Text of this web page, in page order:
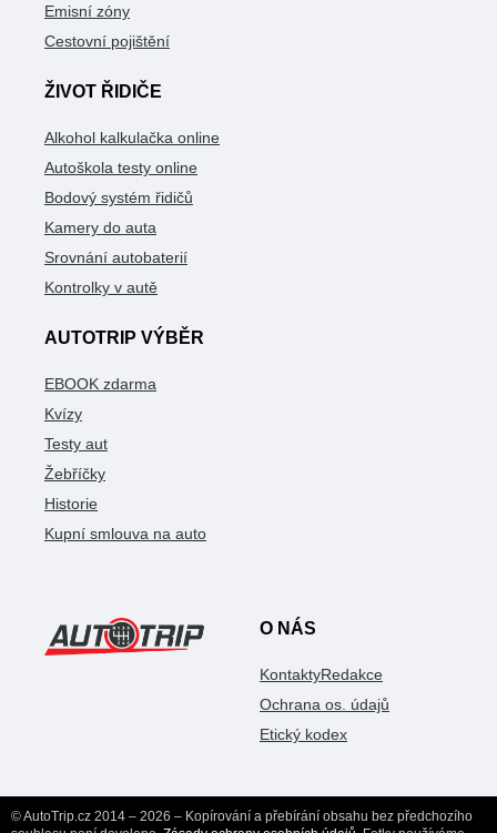
Emisní zóny
Cestovní pojištění
ŽIVOT ŘIDIČE
Alkohol kalkulačka online
Autoškola testy online
Bodový systém řidičů
Kamery do auta
Srovnání autobaterií
Kontrolky v autě
AUTOTRIP VÝBĚR
EBOOK zdarma
Kvízy
Testy aut
Žebříčky
Historie
Kupní smlouva na auto
O NÁS
KontaktyRedakce
Ochrana os. údajů
Etický kodex
© AutoTrip.cz 2014 – 2026 – Kopírování a přebírání obsahu bez předchozího